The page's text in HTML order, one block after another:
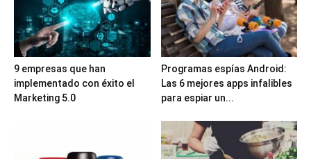
9 empresas que han
implementado con éxito el
Marketing 5.0
Programas espías Android:
Las 6 mejores apps infalibles
para espiar un...